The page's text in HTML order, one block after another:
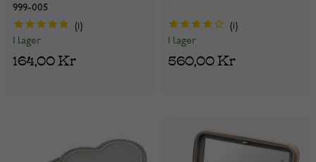
999-005
I lager
164,00 Kr
I lager
560,00 Kr